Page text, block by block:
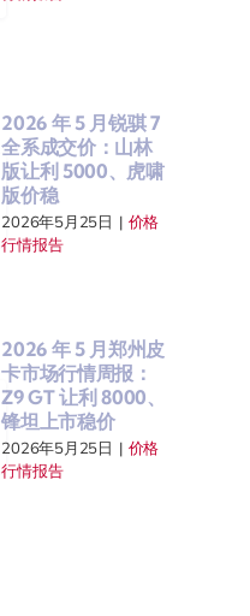
2026 年 5 月锐骐 7
全系成交价：山林
版让利 5000、虎啸
版价稳
2026年5月25日 | 价格
行情报告
2026 年 5 月郑州皮
卡市场行情周报：
Z9 GT 让利 8000、
锋坦上市稳价
2026年5月25日 | 价格
行情报告